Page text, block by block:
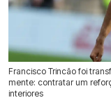
Francisco Trincão foi
mente: contratar um
interiores